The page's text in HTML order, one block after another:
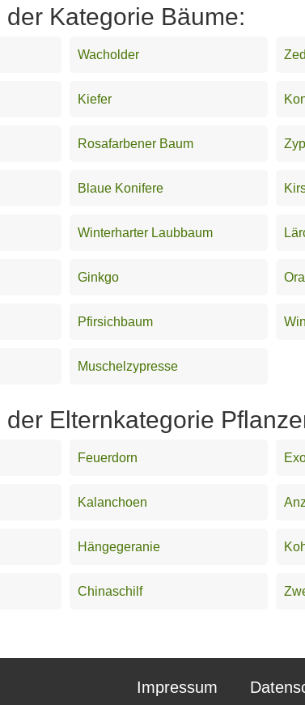
Kategorie Bäume:
Wacholder
Kiefer
Rosafarbener Baum
Blaue Konifere
Winterharter Laubbaum
Ginkgo
Pfirsichbaum
Muschelzypresse
Elternkategorie
Feuerdorn
Kalanchoen
Hängegeranie
Chinaschilf
Impressum